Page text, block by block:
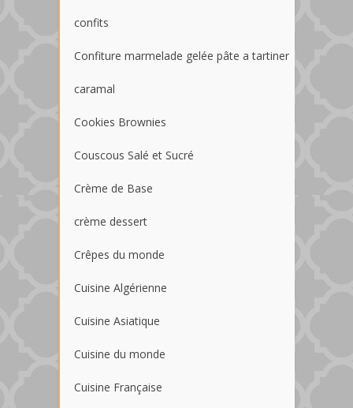
confits
Confiture marmelade gelée pâte a tartiner
caramal
Cookies Brownies
Couscous Salé et Sucré
Crème de Base
crème dessert
Crêpes du monde
Cuisine Algérienne
Cuisine Asiatique
Cuisine du monde
Cuisine Française